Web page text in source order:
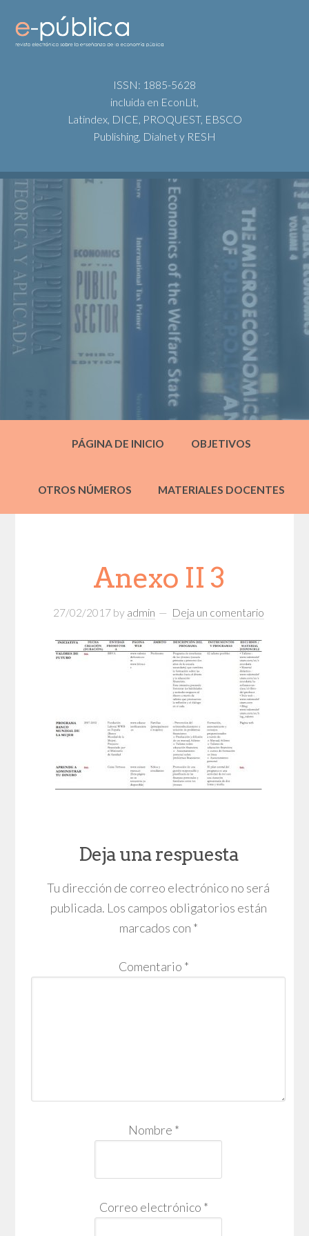
ISSN: 1885-5628
incluida en EconLit,
Latindex, DICE, PROQUEST, EBSCO
Publishing, Dialnet y RESH
PÁGINA DE INICIO OBJETIVOS
OTROS NÚMEROS MATERIALES DOCENTES
Anexo II 3
27/02/2017by admin Deja un comentario
Deja una respuesta
Tu dirección de correo electrónico no será
publicada. Los campos obligatorios están
marcados con *
Comentario *
Nombre *
Correo electrónico *